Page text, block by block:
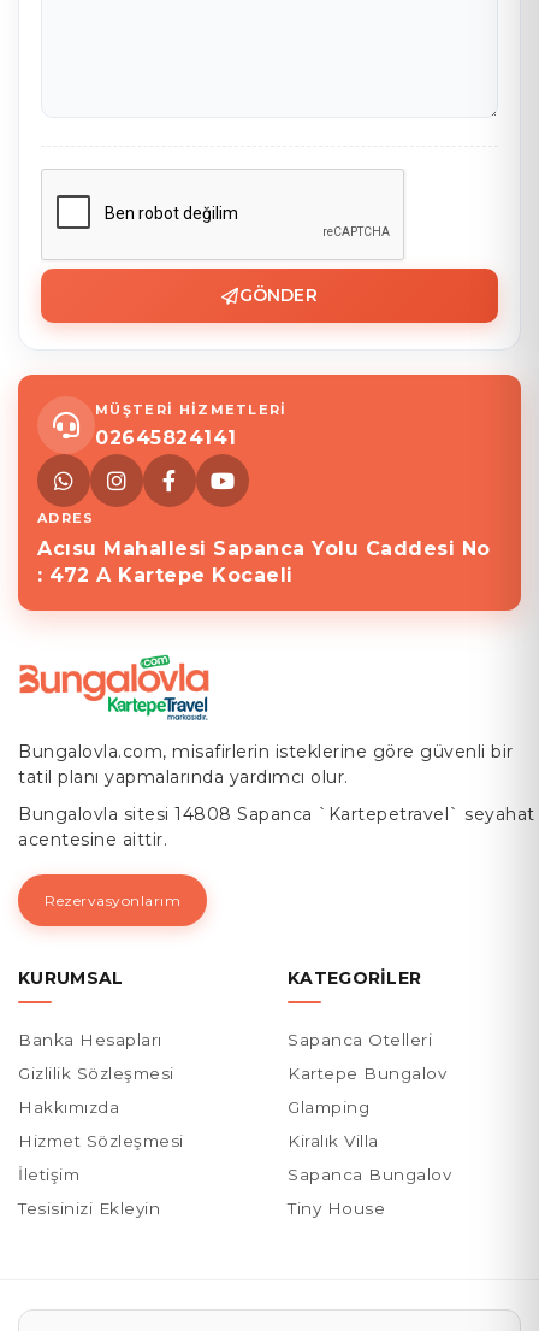
GÖNDER
MÜŞTERİ HİZMETLERİ
02645824141
ADRES
Acısu Mahallesi Sapanca Yolu Caddesi No
: 472 A Kartepe Kocaeli
Bungalovla.com, misafirlerin isteklerine göre güvenli bir
tatil planı yapmalarında yardımcı olur.
Bungalovla sitesi 14808 Sapanca `Kartepetravel` seyahat
acentesine aittir.
Rezervasyonlarım
KURUMSAL
Banka Hesapları
Gizlilik Sözleşmesi
Hakkımızda
Hizmet Sözleşmesi
İletişim
Tesisinizi Ekleyin
KATEGORILER
Sapanca Otelleri
Kartepe Bungalov
Glamping
Kiralık Villa
Sapanca Bungalov
Tiny House